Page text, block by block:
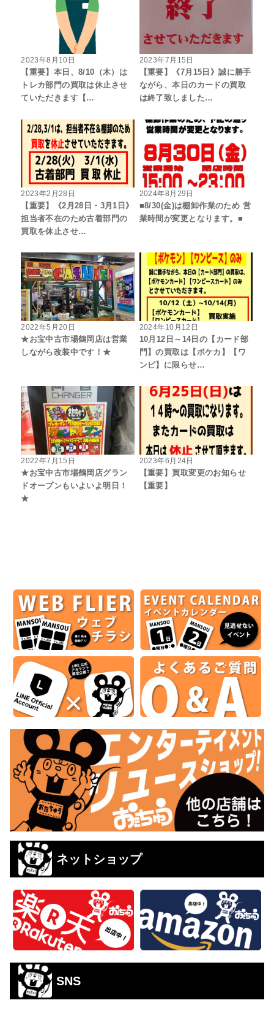
2023年8月10日
【重要】本日、8/10（木）は
トレカ部門の買取は休止させ
ていただきます【…
2023年7月15日
【重要】《7月15日》誠に勝手
ながら、本日のカードの買取
は終了致しました…
2023年2月28日
【重要】《2月28日・3月1日》
担当者不在のため古着部門の
買取を休止させ…
2024年8月29日
■8/30(金)は棚卸作業のため 営
業時間が変更となります。■
2022年5月20日
★お宝中古市場鶴岡店は営業
しながら改装中です！★
2024年10月12日
10月12日～14日の【カード部
門】の買取は【ポケカ】【ワ
ンピ】に限らせ…
2022年7月15日
★お宝中古市場鶴岡店グラン
ドオープンもいよいよ明日！
★
2023年6月24日
【重要】買取変更のお知らせ
【重要】
ネットショップ
SNS